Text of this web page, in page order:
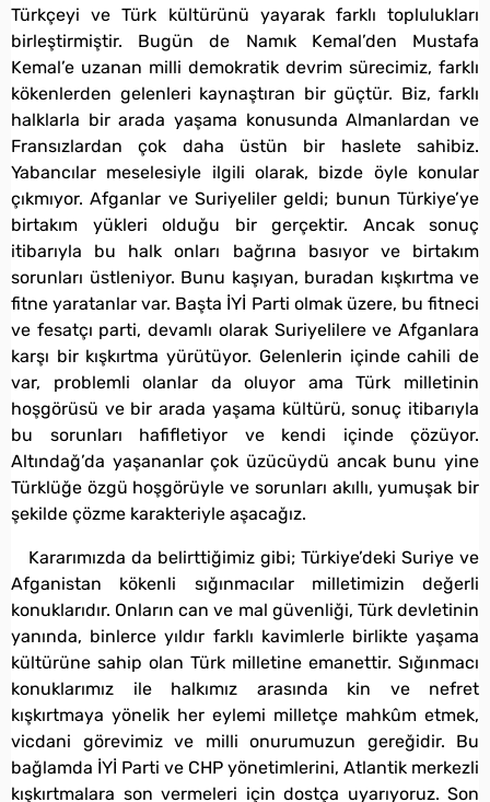
Türkçeyi ve Türk kültürünü yayarak farklı toplulukları
birleştirmiştir. Bugün de Namık Kemal’den Mustafa
Kemal’e uzanan milli demokratik devrim sürecimiz, farklı
kökenlerden gelenleri kaynaştıran bir güçtür. Biz, farklı
halklarla bir arada yaşama konusunda Almanlardan ve
Fransızlardan çok daha üstün bir haslete sahibiz.
Yabancılar meselesiyle ilgili olarak, bizde öyle konular
çıkmıyor. Afganlar ve Suriyeliler geldi; bunun Türkiye’ye
birtakım yükleri olduğu bir gerçektir. Ancak sonuç
itibarıyla bu halk onları bağrına basıyor ve birtakım
sorunları üstleniyor. Bunu kaşıyan, buradan kışkırtma ve
fitne yaratanlar var. Başta İYİ Parti olmak üzere, bu fitneci
ve fesatçı parti, devamlı olarak Suriyelilere ve Afganlara
karşı bir kışkırtma yürütüyor. Gelenlerin içinde cahili de
var, problemli olanlar da oluyor ama Türk milletinin
hoşgörüsü ve bir arada yaşama kültürü, sonuç itibarıyla
bu sorunları hafifletiyor ve kendi içinde çözüyor.
Altındağ’da yaşananlar çok üzücüydü ancak bunu yine
Türklüğe özgü hoşgörüyle ve sorunları akıllı, yumuşak bir
şekilde çözme karakteriyle aşacağız.
Kararımızda da belirttiğimiz gibi; Türkiye’deki Suriye ve
Afganistan kökenli sığınmacılar milletimizin değerli
konuklarıdır. Onların can ve mal güvenliği, Türk devletinin
yanında, binlerce yıldır farklı kavimlerle birlikte yaşama
kültürüne sahip olan Türk milletine emanettir. Sığınmacı
konuklarımız ile halkımız arasında kin ve nefret
kışkırtmaya yönelik her eylemi milletçe mahkûm etmek,
vicdani görevimiz ve milli onurumuzun gereğidir. Bu
bağlamda İYİ Parti ve CHP yönetimlerini, Atlantik merkezli
kışkırtmalara son vermeleri için dostça uyarıyoruz. Son